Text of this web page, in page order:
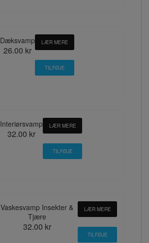
Dæksvamp
26.00 kr
LÆR MERE
Interiørsvamp
32.00 kr
LÆR MERE
Vaskesvamp Insekter &
Tjære
32.00 kr
LÆR MERE